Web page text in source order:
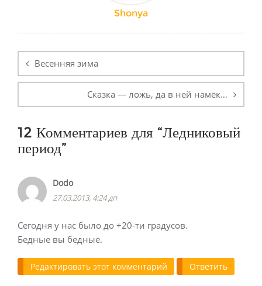
Shonya
по
записям
Весенняя зима
Сказка — ложь, да в ней намёк…
12 Комментариев для “Ледниковый
период”
Dodo
27.03.2013, 4:24 дп
Сегодня у нас было до +20-ти градусов.
Бедные вы бедные.
Редактировать этот комментарий Ответить